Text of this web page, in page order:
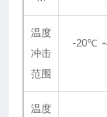
温度
冲击
范围
-20℃
温度